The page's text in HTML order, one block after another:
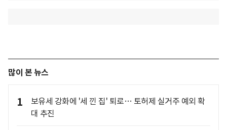
많이 본 뉴스
1
보유세 강화에 '세 낀 집' 퇴로… 토허제 실거주 예외 확
대 추진